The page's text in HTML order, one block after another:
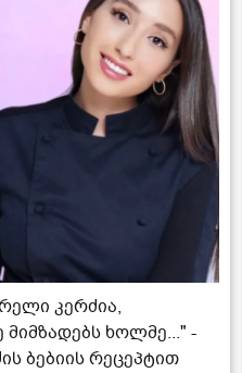
კერძია,
ხოლმე..." -
ბებიის რეცეპტით